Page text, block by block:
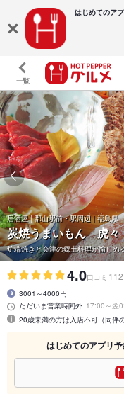
はじめてのア
一覧
居酒屋 | 郡山駅前・駅周辺 | 福島県
炭焼うまいもん 虎
炉端焼きと会津の郷土料理が愉しめ
4.0口コミ 112
3001～4000円
ただいま営業時間外 17:00～翌
20歳未満の方は入店不可（同伴
はじめてのアプリ